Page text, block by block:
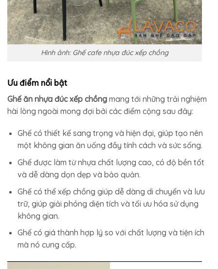
Hình ảnh: Ghế cafe nhựa đúc xếp chồng
Ưu điểm nổi bật
Ghế ăn nhựa đúc xếp chồng mang tới những trải nghiệm
hài lòng ngoài mong đợi bởi các điểm cộng sau đây:
Ghế có thiết kế sang trọng và hiện đại, giúp tạo nên
một không gian ăn uống đầy tính cách và sức sống.
Ghế được làm từ nhựa chất lượng cao, có độ bền tốt
và dễ dàng dọn dẹp và bảo quản.
Ghế có thể xếp chồng giúp dễ dàng di chuyển và lưu
trữ, giúp giải phóng diện tích và tối ưu hóa sử dụng
không gian.
Ghế có giá thành hợp lý so với chất lượng và tiện ích
mà nó cung cấp.